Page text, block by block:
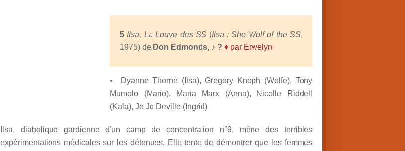
5 Ilsa, La Louve des SS (Ilsa : She Wolf of the SS,
1975) de Don Edmonds, ♪ ? ♦ par Erwelyn
• Dyanne Thorne (Ilsa), Gregory Knoph (Wolfe), Tony
Mumolo (Mario), Maria Marx (Anna), Nicolle Riddell
(Kala), Jo Jo Deville (Ingrid)
Ilsa, diabolique gardienne d'un camp de concentration n°9, mène des terribles
expérimentations médicales sur les détenues. Elle tente de démontrer que les femmes